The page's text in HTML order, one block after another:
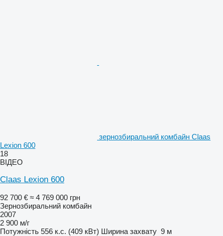
зернозбиральний комбайн Claas
Lexion 600
18
ВІДЕО
Claas Lexion 600
92 700 € ≈ 4 769 000 грн
Зернозбиральний комбайн
2007
2 900 м/г
Потужність 556 к.с. (409 кВт) Ширина захвату 9 м